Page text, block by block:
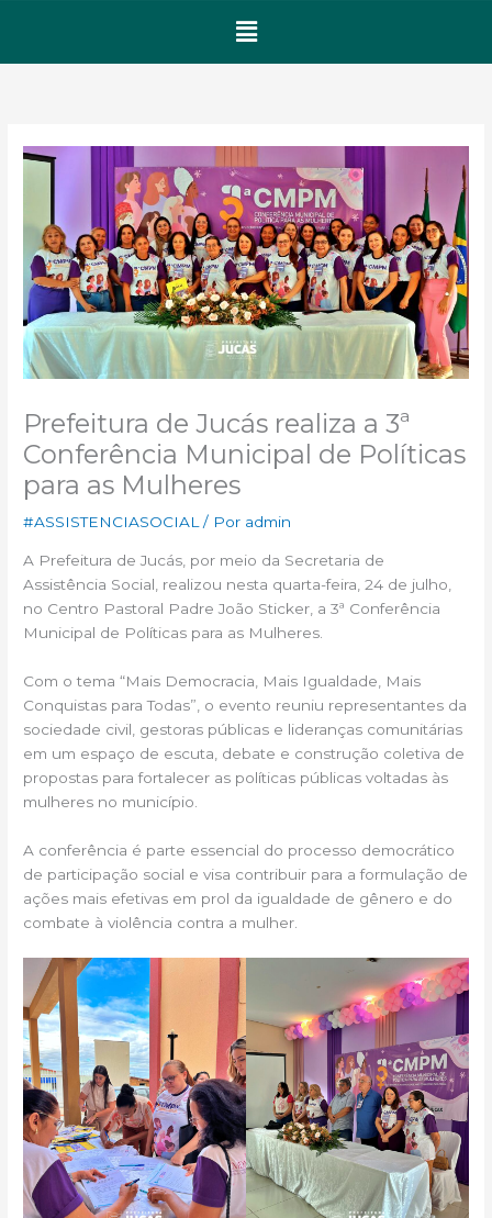
Menu
Prefeitura de Jucás realiza a 3ª
Conferência Municipal de Políticas
para as Mulheres
#ASSISTENCIASOCIAL / Por admin
A Prefeitura de Jucás, por meio da Secretaria de
Assistência Social, realizou nesta quarta-feira, 24 de julho,
no Centro Pastoral Padre João Sticker, a 3ª Conferência
Municipal de Políticas para as Mulheres.
Com o tema “Mais Democracia, Mais Igualdade, Mais
Conquistas para Todas”, o evento reuniu representantes da
sociedade civil, gestoras públicas e lideranças comunitárias
em um espaço de escuta, debate e construção coletiva de
propostas para fortalecer as políticas públicas voltadas às
mulheres no município.
A conferência é parte essencial do processo democrático
de participação social e visa contribuir para a formulação de
ações mais efetivas em prol da igualdade de gênero e do
combate à violência contra a mulher.